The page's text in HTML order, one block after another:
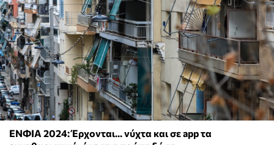
ΕΝΦΙΑ 2024: Έρχονται... νύχτα και σε app τα